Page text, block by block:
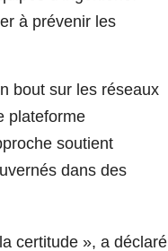
à prévenir les
bout sur les réseaux
plateforme
soutient
dans des
certitude », a déclaré